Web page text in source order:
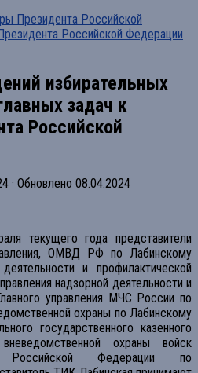
Президента Российской
Российской Федерации
избирательных
задач к
Российской
· Обновлено 08.04.2024
текущего года представители
ОМВД РФ по Лабинскому
и профилактической
надзорной деятельности и
управления МЧС России по
охраны по Лабинскому
государственного казенного
охраны войск
Российской Федерации по